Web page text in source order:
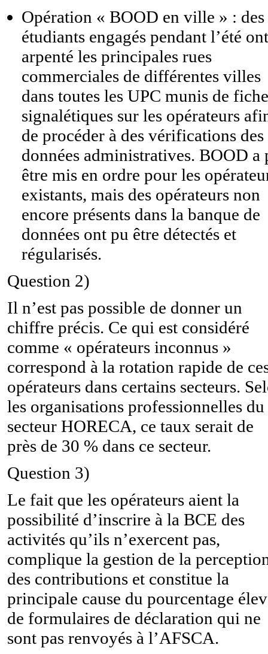
Opération « BOOD en ville » : des
étudiants engagés pendant l’été ont
arpenté les principales rues
commerciales de différentes villes
dans toutes les UPC munis de
signalétiques sur les opérateurs
de procéder à des vérifications des
données administratives. BOOD a
être mis en ordre pour les
existants, mais des opérateurs non
encore présents dans la banque de
données ont pu être détectés et
régularisés.
Question 2)
Il n’est pas possible de donner un
chiffre précis. Ce qui est considéré
comme « opérateurs inconnus »
correspond à la rotation rapide de
opérateurs dans certains secteurs.
les organisations professionnelles du
secteur HORECA, ce taux serait de
près de 30 % dans ce secteur.
Question 3)
Le fait que les opérateurs aient la
possibilité d’inscrire à la BCE des
activités qu’ils n’exercent pas,
complique la gestion de la
des contributions et constitue la
principale cause du pourcentage
de formulaires de déclaration qui ne
sont pas renvoyés à l’AFSCA.